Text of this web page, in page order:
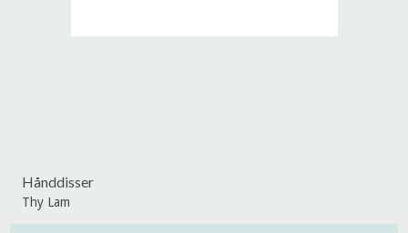
Hånddisser
Thy Lam